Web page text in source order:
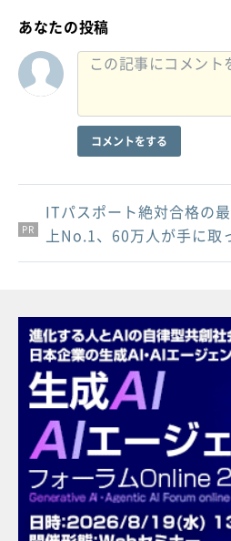
あなたの投稿
コメントをする
PR
PR
PR
ITパスポート絶対合格の
上No.1、60万人が手に取